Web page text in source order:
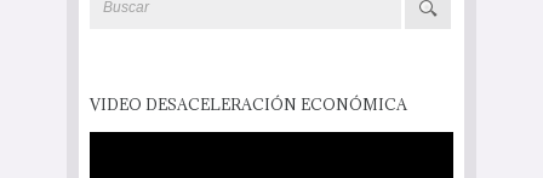
VIDEO DESACELERACIÓN ECONÓMICA